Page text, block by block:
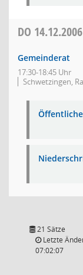
DO 14.12.2006
Gemeinderat
17:30-18:45 Uhr
Schwetzingen,
21 Sätze
Letzte
07:02:07